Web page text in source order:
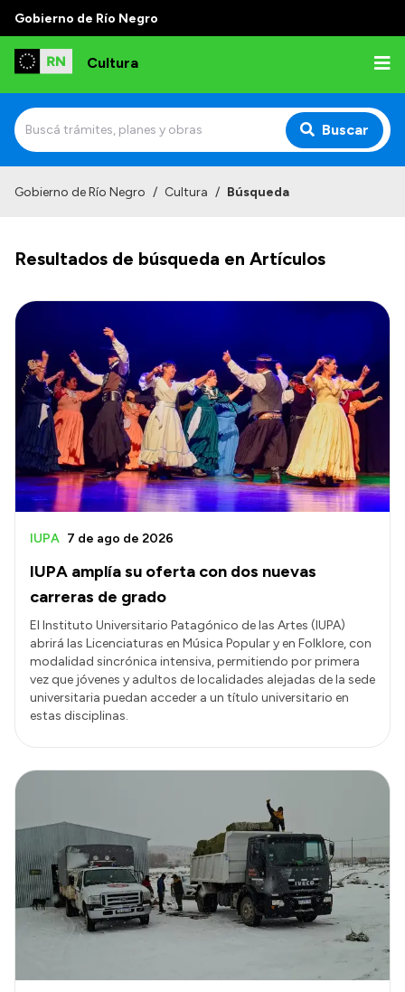
Gobierno de Río Negro
Cultura
Buscar
Funciones
Autoridades
Delegaciones
Normativa
Transparencia
Presupuesto
Boletín Oficial
Compras y licitaciones
Consulta de pago a proveedores
Convocatorias
Intranet
Login
Gobierno de Río Negro / Cultura / Búsqueda
Resultados de búsqueda en Artículos
IUPA amplía su oferta con dos nuevas
carreras de grado
IUPA 7 de ago de 2026
El Instituto Universitario Patagónico de las Artes (IUPA)
abrirá las Licenciaturas en Música Popular y en Folklore, con
modalidad sincrónica intensiva, permitiendo por primera
vez que jóvenes y adultos de localidades alejadas de la sede
universitaria puedan acceder a un título universitario en
estas disciplinas.